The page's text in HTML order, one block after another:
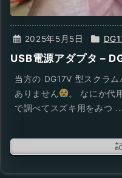
2025年5月5日
USB電源アダプタ –
当方の DG17V 型スクラ
ありません
。 なにか代
で調べてスズキ用をみつ ...